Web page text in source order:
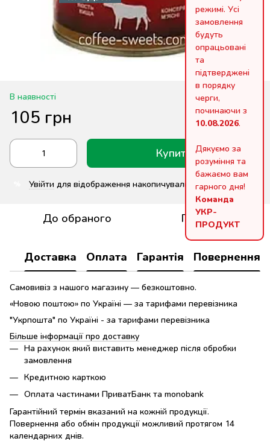
режимі. Усі
замовлення
будуть
опрацьовані
та
підтверджені
в порядку
черги,
починаючи з
10.08.2026.
Дякуємо за
розуміння та
бажаємо вам
гарного дня!
Команда
УКР-
ПРОДУКТ
В наявності
105 грн
Купити
Увійти для відображення накопичувальної знижки
До обраного Порівняти
Доставка Оплата Гарантія Повернення
Самовивіз з нашого магазину — безкоштовно.
«Новою поштою» по Україні — за тарифами перевізника
"Укрпошта" по Україні - за тарифами перевізника
Більше інформації про доставку
На рахунок який виставить менеджер після обробки
замовлення
Кредитною карткою
Оплата частинами ПриватБанк та monobank
Гарантійний термін вказаний на кожній продукції.
Повернення або обмін продукції можливий протягом 14
календарних днів.